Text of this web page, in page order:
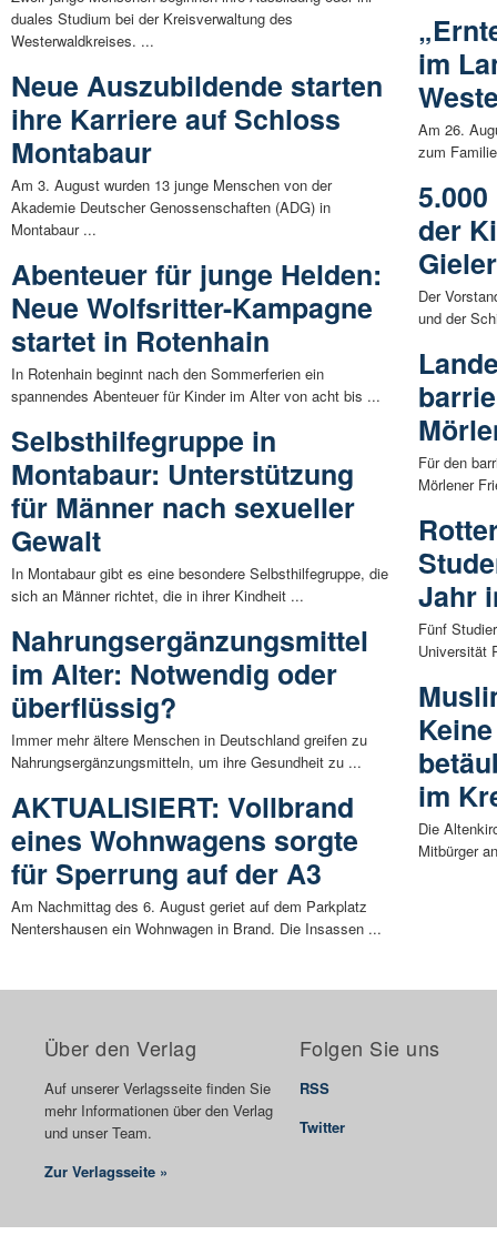
duales Studium bei der Kreisverwaltung des
Westerwaldkreises. ...
Neue Auszubildende starten
ihre Karriere auf Schloss
Montabaur
Am 3. August wurden 13 junge Menschen von der
Akademie Deutscher Genossenschaften (ADG) in
Montabaur ...
Abenteuer für junge Helden:
Neue Wolfsritter-Kampagne
startet in Rotenhain
In Rotenhain beginnt nach den Sommerferien ein
spannendes Abenteuer für Kinder im Alter von acht bis ...
Selbsthilfegruppe in
Montabaur: Unterstützung
für Männer nach sexueller
Gewalt
In Montabaur gibt es eine besondere Selbsthilfegruppe, die
sich an Männer richtet, die in ihrer Kindheit ...
Nahrungsergänzungsmittel
im Alter: Notwendig oder
überflüssig?
Immer mehr ältere Menschen in Deutschland greifen zu
Nahrungsergänzungsmitteln, um ihre Gesundheit zu ...
AKTUALISIERT: Vollbrand
eines Wohnwagens sorgte
für Sperrung auf der A3
Am Nachmittag des 6. August geriet auf dem Parkplatz
Nentershausen ein Wohnwagen in Brand. Die Insassen ...
im
Am 26.
zum
der
Der
und der
Für den
Mörlener
Jahr
Fünf
Universität
im
Die
Mitbürger
Über den Verlag
Auf unserer Verlagsseite finden Sie
mehr Informationen über den Verlag
und unser Team.
Zur Verlagsseite »
Folgen Sie uns
RSS
Twitter